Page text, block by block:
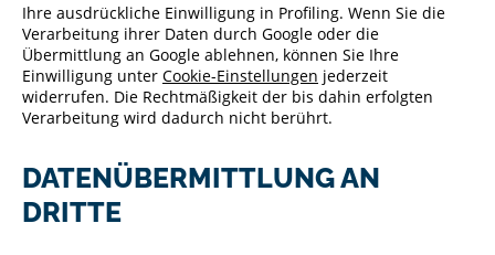
Ihre ausdrückliche Einwilligung in Profiling. Wenn Sie die
Verarbeitung ihrer Daten durch Google oder die
Übermittlung an Google ablehnen, können Sie Ihre
Einwilligung unter Cookie-Einstellungen jederzeit
widerrufen. Die Rechtmäßigkeit der bis dahin erfolgten
Verarbeitung wird dadurch nicht berührt.
DATENÜBERMITTLUNG AN
DRITTE